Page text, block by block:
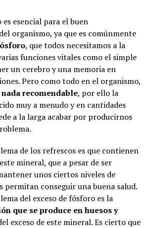
esencial para el buen
organismo, ya que es comúnmente
, que todos necesitamos a la
funciones vitales como el simple
un cerebro y una memoria en
Pero como todo en el organismo,
nada recomendable, por ello la
muy a menudo y en cantidades
a la larga acabar por producirnos
de los refrescos es que contienen
mineral, que a pesar de ser
unos ciertos niveles de
permitan conseguir una buena salud.
del exceso de fósforo es la
que se produce en huesos y
exceso de este mineral. Es cierto que